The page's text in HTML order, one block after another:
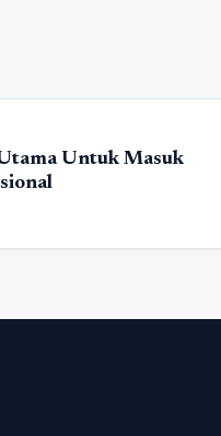
Untuk Masuk